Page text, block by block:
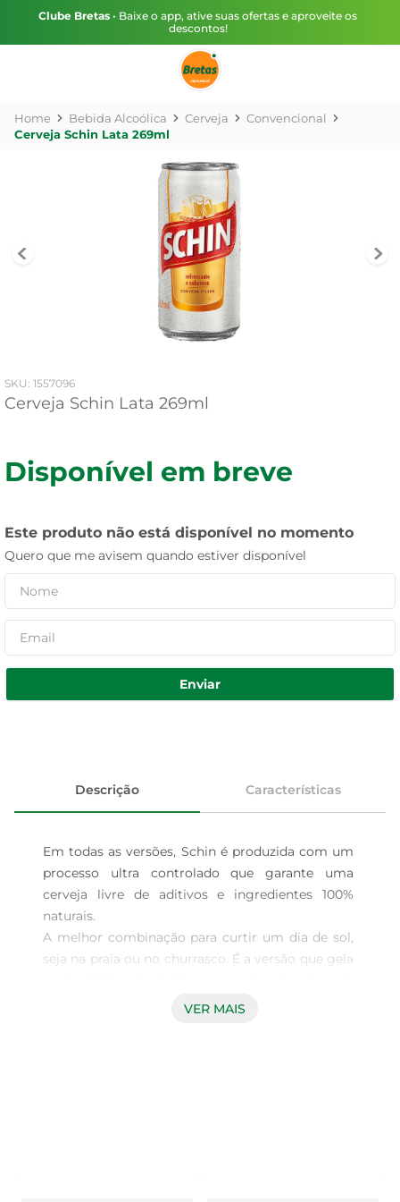
Clube Bretas • Baixe o app, ative suas ofertas e aproveite os
descontos!
Bebida Alcoólica Cerveja
Convencional
Cerveja Schin Lata 269ml
: 1557096
Cerveja Schin Lata 269ml
Disponível em breve
Este produto não está disponível no momento
Quero que me avisem quando estiver disponível
Enviar
Descrição Características
Em todas as versões, Schin é produzida com um
processo ultra controlado que garante uma
cerveja livre de aditivos e ingredientes 100%
naturais.
A melhor combinação para curtir um dia de sol,
seja na praia ou no churrasco. É a versão que gela
sua cerveja refrescante até o final.
VER MAIS